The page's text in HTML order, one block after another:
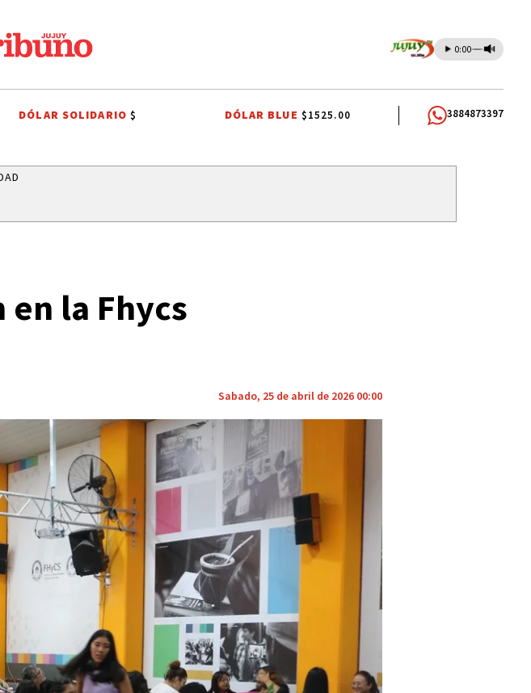
0:00
ITS SISTEMA PÚBLICO CAME JOVEN CAPITAL HUMANO CASA BLANCA
DÓLAR SOLIDARIO$ DÓLAR BLUE $1525.00 3884873397
la Fhycs
Sabado, 25 de abril de 2026 00:00